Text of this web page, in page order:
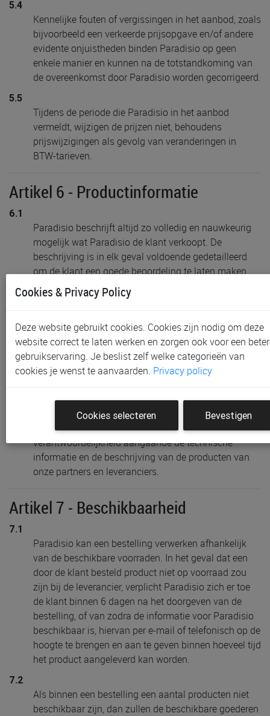
5.4
Kennelijke fouten of vergissingen in het aanbod, zoals
bijvoorbeeld een verkeerde prijsopgave en/of andere
evidente onjuistheden binden Paradisio op geen
enkele manier en kunnen na de totstandkoming van
de overeenkomst door Paradisio worden gecorrigeerd.
5.5
Tijdens de periode die Paradisio in het aanbod
vermeldt, wijzigen de prijzen niet, behoudens
prijswijzigingen als gevolg van veranderingen in
BTW-tarieven.
Artikel 6 - Productinformatie
6.1
Paradisio beschrijft altijd zo volledig en nauwkeurig
mogelijk wat Paradisio de klant verkoopt. De
beschrijving is in elk geval voldoende gedetailleerd
om de klant een goede beoordeling te laten maken.
6.2
eventuele onjuistheden/fouten in de informatie die
gegeven wordt bij de artikelen.
6.3
De foto's die bij de producten weergeven worden, zijn
aangeboden goederen. Ze zijn niet contractueel en
verplichten Paradisio op geen enkele manier.
Daarnaast draagt Paradisio geen enkele
verantwoordelijkheid aangaande de technische
informatie en de beschrijving van de producten van
onze partners en leveranciers.
Artikel 7 - Beschikbaarheid
7.1
Paradisio kan een bestelling verwerken afhankelijk
van de beschikbare voorraden. In het geval dat een
door de klant besteld product niet op voorraad zou
zijn bij de leverancier, verplicht Paradisio zich er toe
de klant binnen 6 dagen na het doorgeven van de
bestelling, of van zodra de informatie voor Paradisio
beschikbaar is, hiervan per e-mail of telefonisch op de
hoogte te brengen en aan te geven binnen hoeveel tijd
het product aangeleverd kan worden.
7.2
Als binnen een bestelling een aantal producten niet
beschikbaar zijn, dan zullen de beschikbare goederen
Cookies & Privacy Policy
Deze website gebruikt cookies. Cookies zijn nodig om deze
website correct te laten werken en zorgen ook voor een
gebruikservaring. Je beslist zelf welke categorieën van
cookies je wenst te aanvaarden. Privacy policy
Cookies selecteren Bevestigen